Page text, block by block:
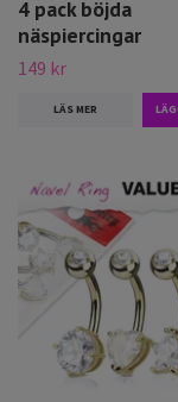
4 pack böjda
näspiercingar
149 kr
LÄS MER